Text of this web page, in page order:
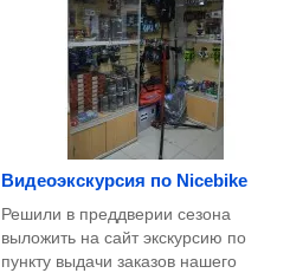
Видеоэкскурсия по Nicebike
Решили в преддверии сезона
выложить на сайт экскурсию по
пункту выдачи заказов нашего